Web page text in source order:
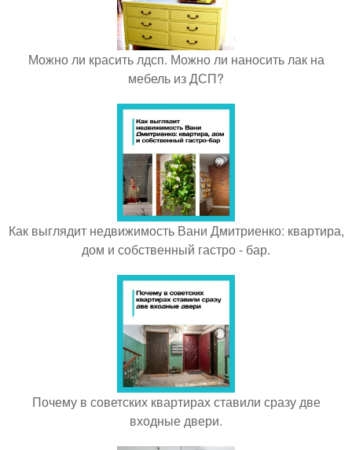
Можно ли красить лдсп. Можно ли наносить лак на
мебель из ДСП?
Как выглядит недвижимость Вани Дмитриенко: квартира,
дом и собственный гастро - бар.
Почему в советских квартирах ставили сразу две
входные двери.